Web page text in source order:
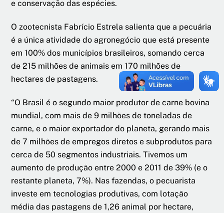
e conservação das espécies.
O zootecnista Fabrício Estrela salienta que a pecuária
é a única atividade do agronegócio que está presente
em 100% dos municípios brasileiros, somando cerca
de 215 milhões de animais em 170 milhões de
hectares de pastagens.
“O Brasil é o segundo maior produtor de carne bovina
mundial, com mais de 9 milhões de toneladas de
carne, e o maior exportador do planeta, gerando mais
de 7 milhões de empregos diretos e subprodutos para
cerca de 50 segmentos industriais. Tivemos um
aumento de produção entre 2000 e 2011 de 39% (e o
restante planeta, 7%). Nas fazendas, o pecuarista
investe em tecnologias produtivas, com lotação
média das pastagens de 1,26 animal por hectare,